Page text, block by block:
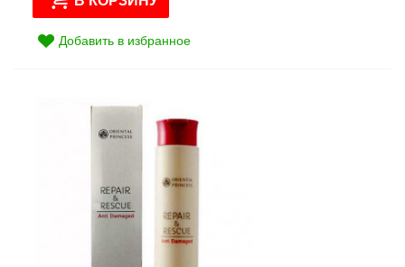
Добавить в избранное